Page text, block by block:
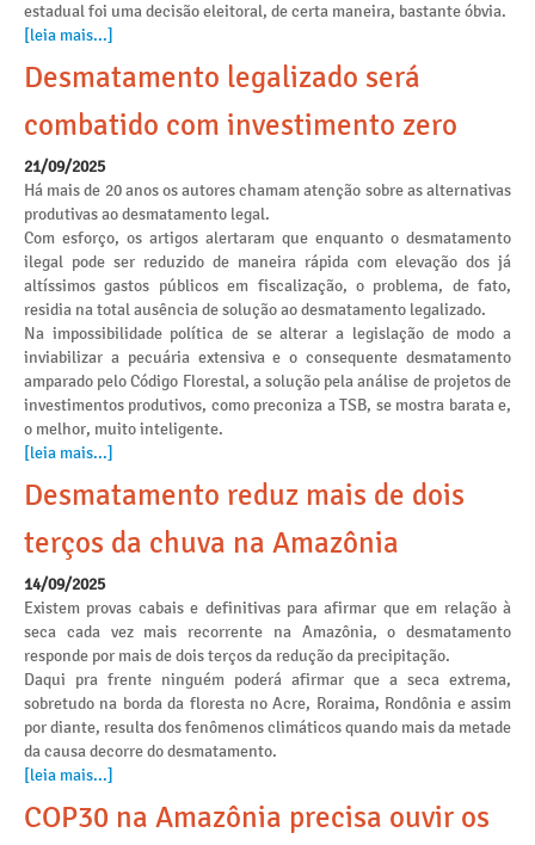
estadual foi uma decisão eleitoral, de certa maneira, bastante óbvia.
[leia mais...]
Desmatamento legalizado será
combatido com investimento zero
21/09/2025
Há mais de 20 anos os autores chamam atenção sobre as alternativas
produtivas ao desmatamento legal.
Com esforço, os artigos alertaram que enquanto o desmatamento
ilegal pode ser reduzido de maneira rápida com elevação dos já
altíssimos gastos públicos em fiscalização, o problema, de fato,
residia na total ausência de solução ao desmatamento legalizado.
Na impossibilidade política de se alterar a legislação de modo a
inviabilizar a pecuária extensiva e o consequente desmatamento
amparado pelo Código Florestal, a solução pela análise de projetos de
investimentos produtivos, como preconiza a TSB, se mostra barata e,
o melhor, muito inteligente.
[leia mais...]
Desmatamento reduz mais de dois
terços da chuva na Amazônia
14/09/2025
Existem provas cabais e definitivas para afirmar que em relação à
seca cada vez mais recorrente na Amazônia, o desmatamento
responde por mais de dois terços da redução da precipitação.
Daqui pra frente ninguém poderá afirmar que a seca extrema,
sobretudo na borda da floresta no Acre, Roraima, Rondônia e assim
por diante, resulta dos fenômenos climáticos quando mais da metade
da causa decorre do desmatamento.
[leia mais...]
COP30 na Amazônia precisa ouvir os